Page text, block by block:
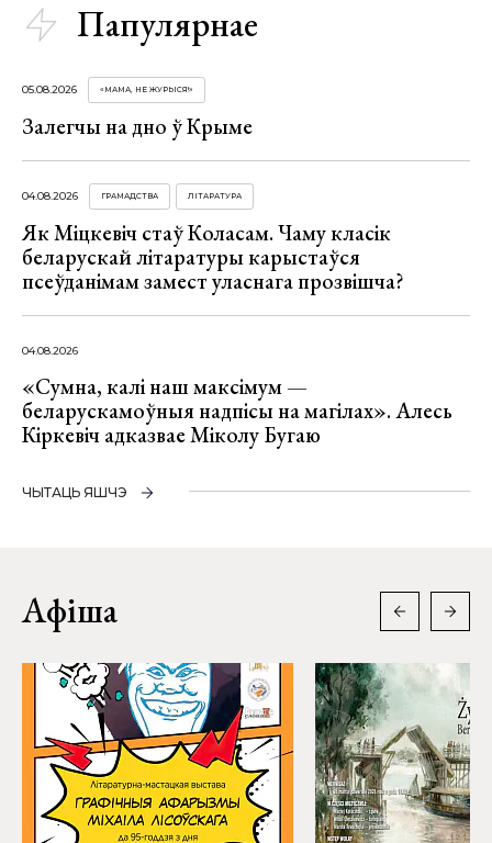
Папулярнае
05.08.2026 «МАМА, НЕ ЖУРЫСЯ!»
Залегчы на дно ў Крыме
04.08.2026 ГРАМАДСТВА ЛІТАРАТУРА
Як Міцкевіч стаў Коласам. Чаму класік
беларускай літаратуры карыстаўся
псеўданімам замест уласнага прозвішча?
04.08.2026
«Сумна, калі наш максімум —
беларускамоўныя надпісы на магілах». Алесь
Кіркевіч адказвае Міколу Бугаю
ЧЫТАЦЬ ЯШЧЭ
Афіша